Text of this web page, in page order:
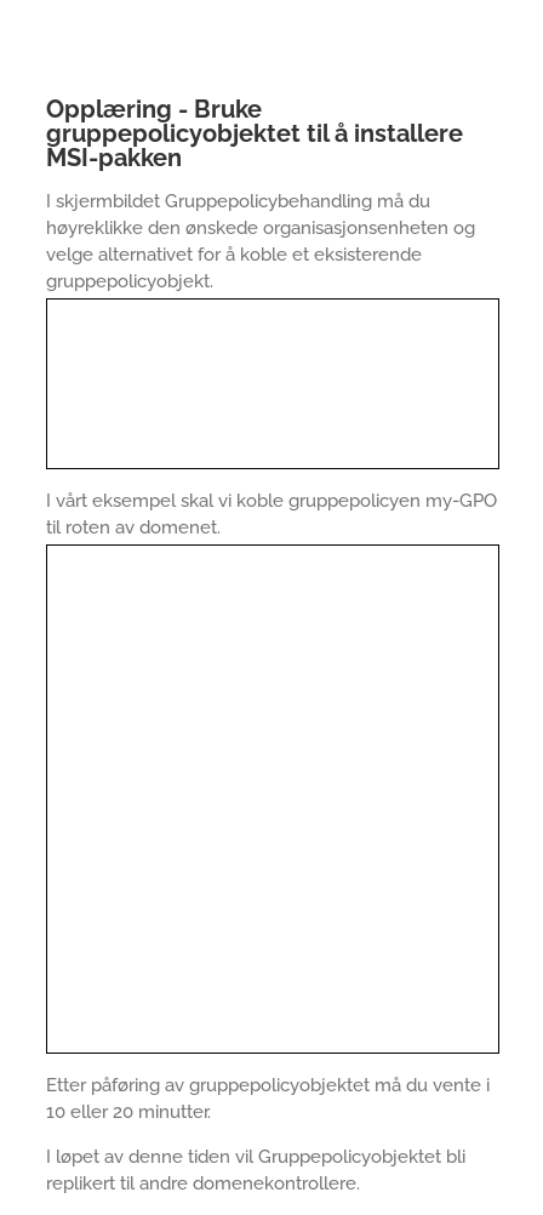
Opplæring - Bruke
gruppepolicyobjektet til å installere
MSI-pakken
I skjermbildet Gruppepolicybehandling må du
høyreklikke den ønskede organisasjonsenheten og
velge alternativet for å koble et eksisterende
gruppepolicyobjekt.
I vårt eksempel skal vi koble gruppepolicyen my-GPO
til roten av domenet.
Etter påføring av gruppepolicyobjektet må du vente i
10 eller 20 minutter.
I løpet av denne tiden vil Gruppepolicyobjektet bli
replikert til andre domenekontrollere.